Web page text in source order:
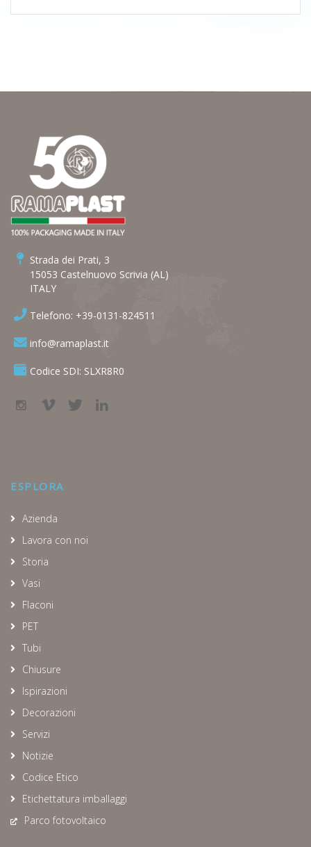
Strada dei Prati, 3
15053 Castelnuovo Scrivia (AL)
ITALY
Telefono: +39-0131-824511
info@ramaplast.it
Codice SDI: SLXR8R0
ESPLORA
Azienda
Lavora con noi
Storia
Vasi
Flaconi
PET
Tubi
Chiusure
Ispirazioni
Decorazioni
Servizi
Notizie
Codice Etico
Etichettatura imballaggi
Parco fotovoltaico